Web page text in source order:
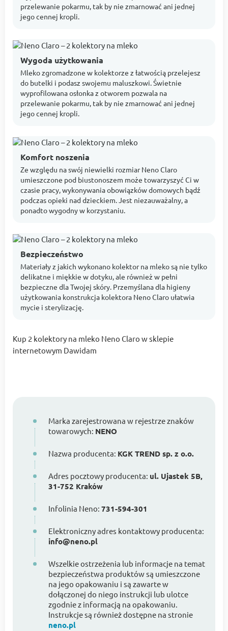
przelewanie pokarmu, tak by nie zmarnować ani jednej
jego cennej kropli.
Wygoda użytkowania
Mleko zgromadzone w kolektorze z łatwością przelejesz
do butelki i podasz swojemu maluszkowi. Świetnie
wyprofilowana osłonka z otworem pozwala na
przelewanie pokarmu, tak by nie zmarnować ani jednej
jego cennej kropli.
Komfort noszenia
Ze względu na swój niewielki rozmiar Neno Claro
umieszczone pod biustonoszem może towarzyszyć Ci w
czasie pracy, wykonywania obowiązków domowych bądź
podczas opieki nad dzieckiem. Jest niezauważalny, a
ponadto wygodny w korzystaniu.
Bezpieczeństwo
Materiały z jakich wykonano kolektor na mleko są nie tylko
delikatne i miękkie w dotyku, ale również w pełni
bezpieczne dla Twojej skóry. Przemyślana dla higieny
użytkowania konstrukcja kolektora Neno Claro ułatwia
mycie i sterylizację.
Kup 2 kolektory na mleko Neno Claro w sklepie
internetowym Dawidam
Marka zarejestrowana w rejestrze znaków
towarowych: NENO
Nazwa producenta: KGK TREND sp. z o.o.
Adres pocztowy producenta: ul. Ujastek 5B,
31-752 Kraków
Infolinia Neno: 731-594-301
Elektroniczny adres kontaktowy producenta:
info@neno.pl
Wszelkie ostrzeżenia lub informacje na temat
bezpieczeństwa produktów są umieszczone
na jego opakowaniu i są zawarte w
dołączonej do niego instrukcji lub ulotce
zgodnie z informacją na opakowaniu.
Instrukcje są również dostępne na stronie
neno.pl